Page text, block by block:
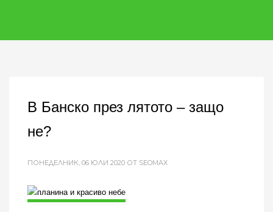
В Банско през лятото – защо
не?
ПОНЕДЕЛНИК, 06 ЮЛИ 2020 ОТ SEOMAX